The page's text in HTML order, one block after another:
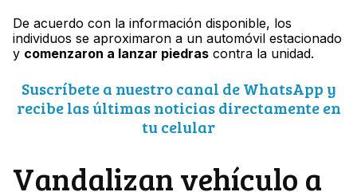
De acuerdo con la información disponible, los
individuos se aproximaron a un automóvil estacionado
y comenzaron a lanzar piedras contra la unidad.
Suscríbete a nuestro canal de WhatsApp y
recibe las últimas noticias directamente en
tu celular
Vandalizan vehículo a